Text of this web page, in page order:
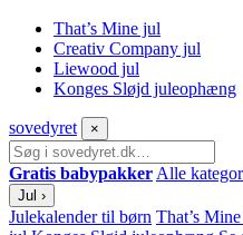
That’s Mine jul
Creativ Company jul
Liewood jul
Konges Sløjd juleophæng
sovedyret ×
Gratis babypakker Alle
Jul ›
Julekalender til børn That’s